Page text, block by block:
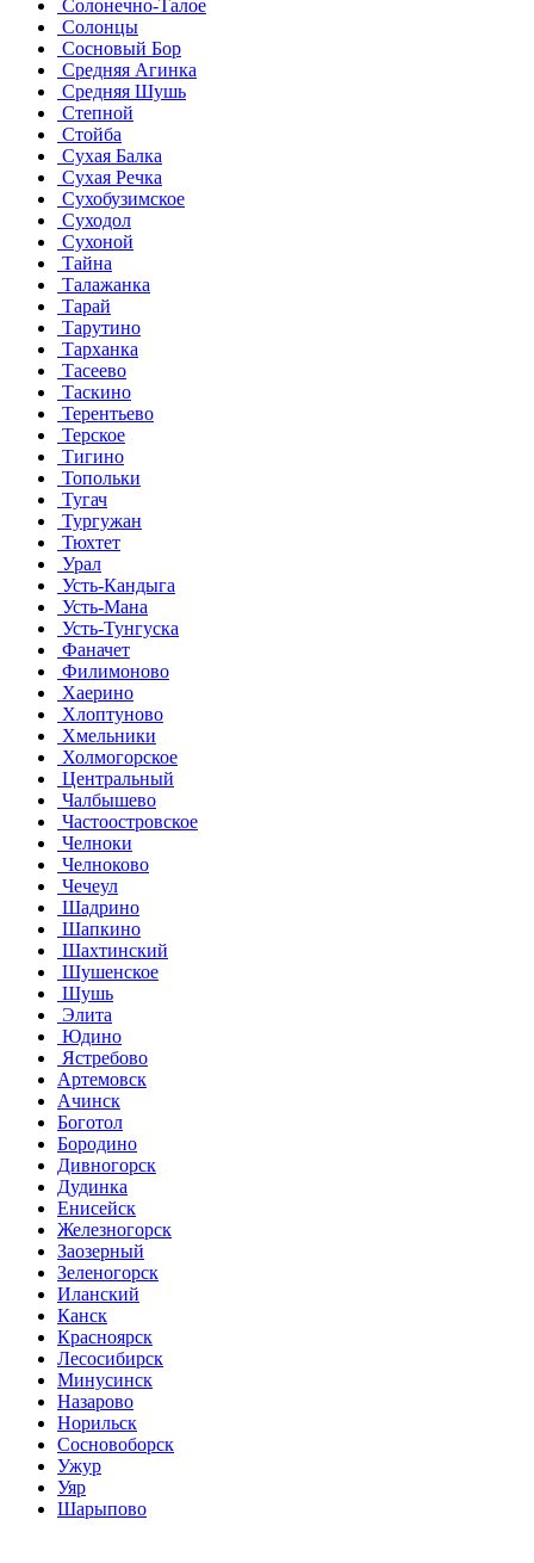
Солонечно-Талое
Солонцы
Сосновый Бор
Средняя Агинка
Средняя Шушь
Степной
Стойба
Сухая Балка
Сухая Речка
Сухобузимское
Суходол
Сухоной
Тайна
Талажанка
Тарай
Тарутино
Тарханка
Тасеево
Таскино
Терентьево
Терское
Тигино
Топольки
Тугач
Тургужан
Тюхтет
Урал
Усть-Кандыга
Усть-Мана
Усть-Тунгуска
Фаначет
Филимоново
Хаерино
Хлоптуново
Хмельники
Холмогорское
Центральный
Чалбышево
Частоостровское
Челноки
Челноково
Чечеул
Шадрино
Шапкино
Шахтинский
Шушенское
Шушь
Элита
Юдино
Ястребово
Артемовск
Ачинск
Боготол
Бородино
Дивногорск
Дудинка
Енисейск
Железногорск
Заозерный
Зеленогорск
Иланский
Канск
Красноярск
Лесосибирск
Минусинск
Назарово
Норильск
Сосновоборск
Ужур
Уяр
Шарыпово